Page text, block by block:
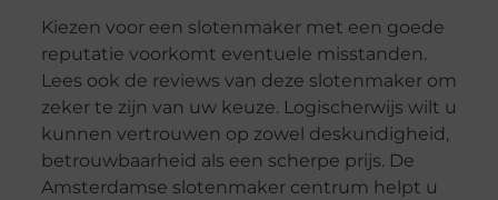
Kiezen voor een slotenmaker met een goede
reputatie voorkomt eventuele misstanden.
Lees ook de reviews van deze slotenmaker om
zeker te zijn van uw keuze. Logischerwijs wilt u
kunnen vertrouwen op zowel deskundigheid,
betrouwbaarheid als een scherpe prijs. De
Amsterdamse slotenmaker centrum helpt u